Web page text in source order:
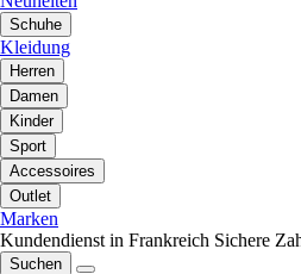
Schuhe
Kleidung
Herren
Damen
Kinder
Sport
Accessoires
Outlet
Marken
Kundendienst in Frankreich Sichere
Suchen